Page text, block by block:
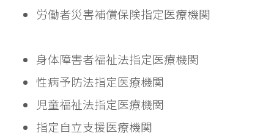
労働者災害補償保険指定医療機関
身体障害者福祉法指定医療機関
性病予防法指定医療機関
児童福祉法指定医療機関
指定自立支援医療機関